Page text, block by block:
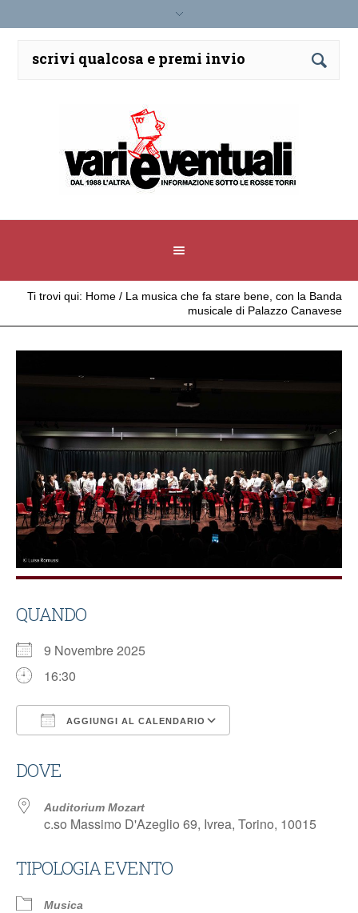
Ti trovi qui: Home / La musica che fa stare bene, con la Banda
musicale di Palazzo Canavese
QUANDO
9 Novembre 2025
16:30
AGGIUNGI AL CALENDARIO
DOVE
Auditorium Mozart
c.so Massimo D'Azeglio 69, Ivrea, Torino, 10015
TIPOLOGIA EVENTO
Musica